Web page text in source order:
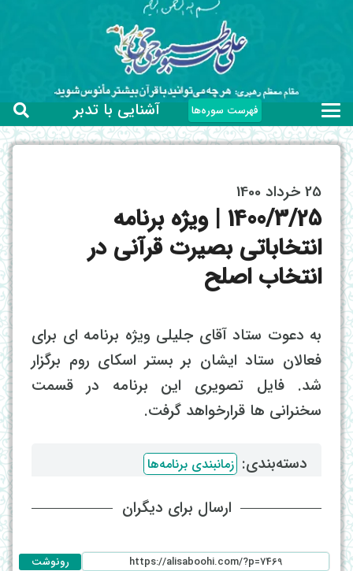
فهرست سوره‌ها آشنایی با تدبر
25 خرداد 1400
1400/3/25 | ویژه برنامه
انتخاباتی بصیرت قرآنی در
انتخاب اصلح
به دعوت ستاد آقای جلیلی ویژه برنامه ای برای
فعالان ستاد ایشان بر بستر اسکای روم برگزار
شد. فایل تصویری این برنامه در قسمت
سخنرانی ها قرارخواهد گرفت.
دسته‌بندی: ‌ زمانبندی برنامه‌ها
ارسال برای دیگران
رونوشت